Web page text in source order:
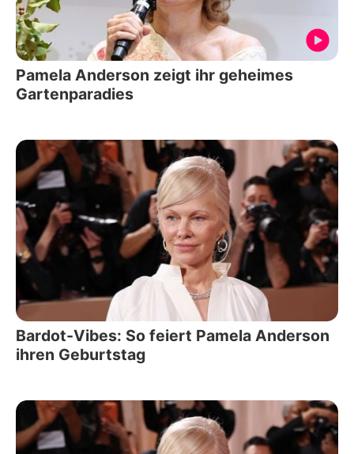
Pamela Anderson zeigt ihr geheimes
Gartenparadies
Bardot-Vibes: So feiert Pamela Anderson
ihren Geburtstag